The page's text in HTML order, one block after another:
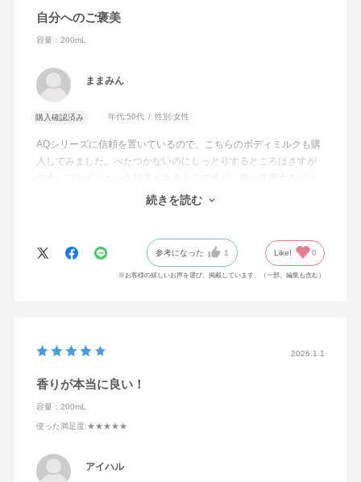
自分へのご褒美
容量：200mL
ままみん
購入確認済み 年代:50代 性別:女性
AQシリーズに信頼を置いているので、こちらのボディミルクも購
入してみました。べたつかないのにしっとりするところはさすが
ちょっとしっとり過ぎるので、もう少しさっぱりしたローション
続きを読む
参考になった 1 Like! 0
※お客様の嬉しいお声を選び、掲載しています。（一部、編集も含む）
2026.1.1
香りが本当に良い！
容量：200mL
使った満足度:★★★★★
アイハル